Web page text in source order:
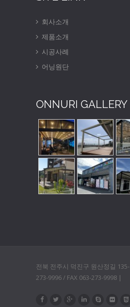
회사소개
제품소개
시공사례
어닝원단
ONNURI GALLERY
전북 전주시 덕진구 원산정길
273-9996 / FAX 063-273-9998 |